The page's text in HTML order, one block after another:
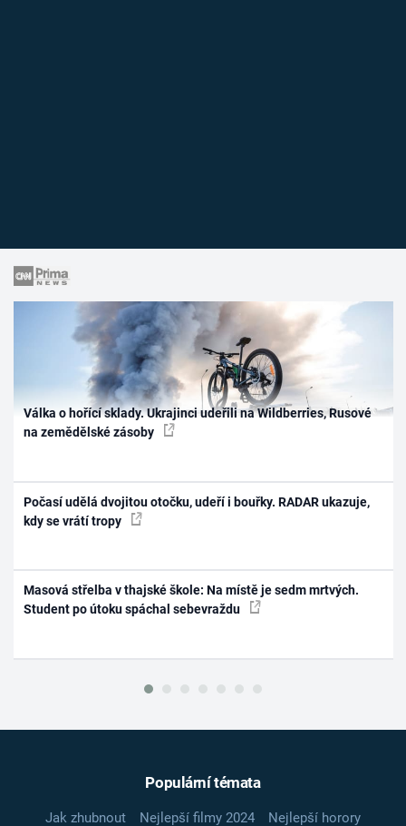
Válka o hořící sklady. Ukrajinci udeřili na Wildberries, Rusové
na zemědělské zásoby
Počasí udělá dvojitou otočku, udeří i bouřky. RADAR ukazuje,
kdy se vrátí tropy
Masová střelba v thajské škole: Na místě je sedm mrtvých.
Student po útoku spáchal sebevraždu
Populární témata
Jak zhubnout Nejlepší filmy 2024
Nejlepší horory